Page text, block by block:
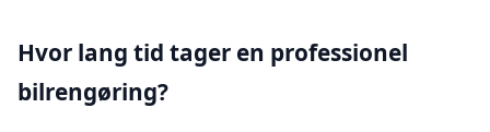
Hvor lang tid tager en professionel
bilrengøring?